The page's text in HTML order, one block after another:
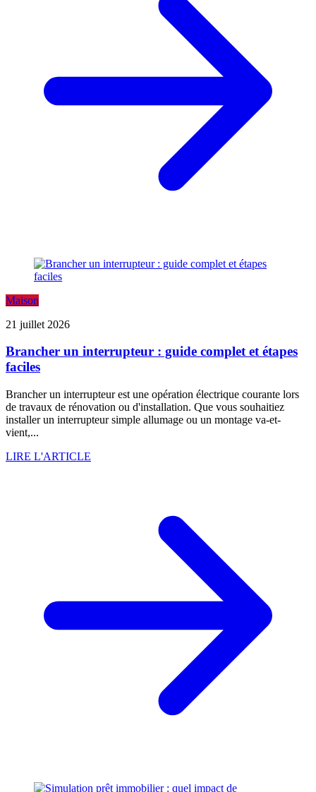
Maison
21 juillet 2026
Brancher un interrupteur : guide complet et étapes
faciles
Brancher un interrupteur est une opération électrique courante lors
de travaux de rénovation ou d'installation. Que vous souhaitiez
installer un interrupteur simple allumage ou un montage va-et-
vient,...
LIRE L'ARTICLE